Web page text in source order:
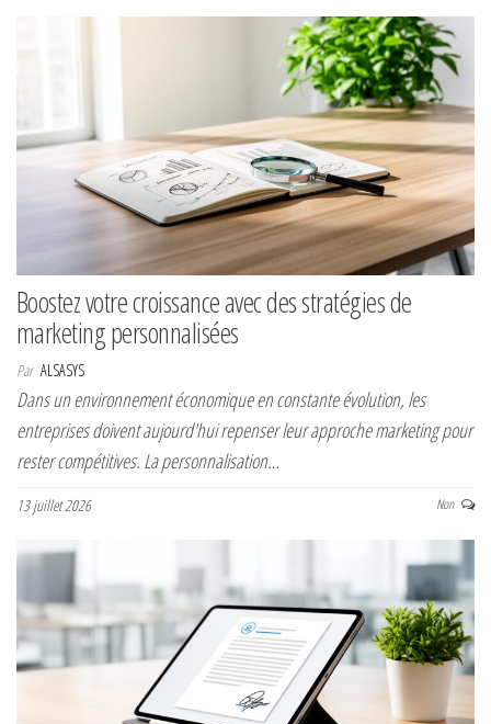
Boostez votre croissance avec des stratégies de
marketing personnalisées
Par ALSASYS
Dans un environnement économique en constante évolution, les
entreprises doivent aujourd'hui repenser leur approche marketing pour
rester compétitives. La personnalisation…
13 juillet 2026 Non